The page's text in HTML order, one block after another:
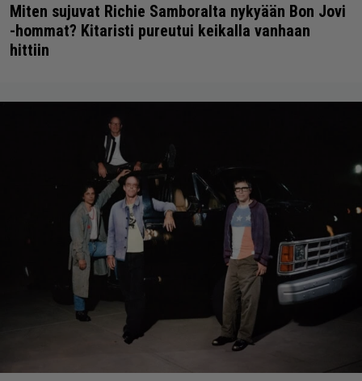
Miten sujuvat Richie Samboralta nykyään Bon Jovi
-hommat? Kitaristi pureutui keikalla vanhaan
hittiin